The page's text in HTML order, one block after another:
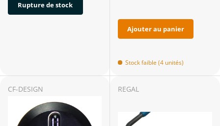
Rupture de stock
Ajouter au panier
Stock faible (4 unités)
CF-DESIGN REGAL